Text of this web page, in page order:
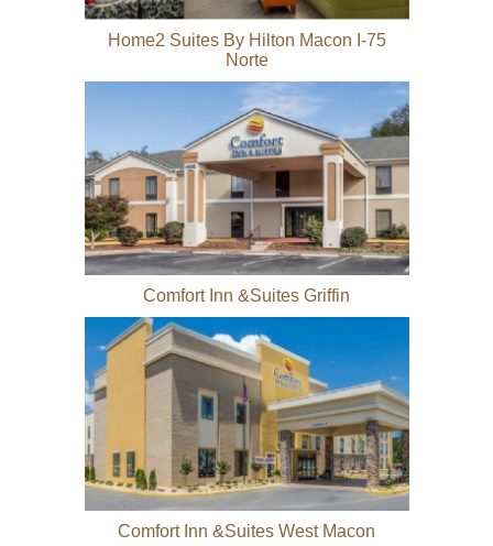
Home2 Suites By Hilton Macon I-75
Norte
Comfort Inn &Suites Griffin
Comfort Inn &Suites West Macon